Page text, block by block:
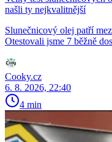
našli ty nejkvalitnější
Slunečnicový olej patří
Otestovali jsme 7 běžně
Cooky.cz
6. 8. 2026, 22:40
4 min